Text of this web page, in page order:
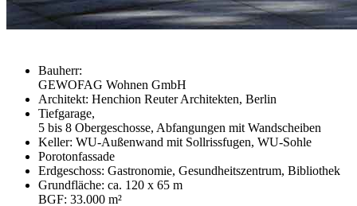
Bauherr:
GEWOFAG Wohnen GmbH
Architekt: Henchion Reuter Architekten, Berlin
Tiefgarage,
5 bis 8 Obergeschosse, Abfangungen mit Wandscheiben
Keller: WU-Außenwand mit Sollrissfugen, WU-Sohle
Porotonfassade
Erdgeschoss: Gastronomie, Gesundheitszentrum, Bibliothek
Grundfläche: ca. 120 x 65 m
BGF: 33.000 m²